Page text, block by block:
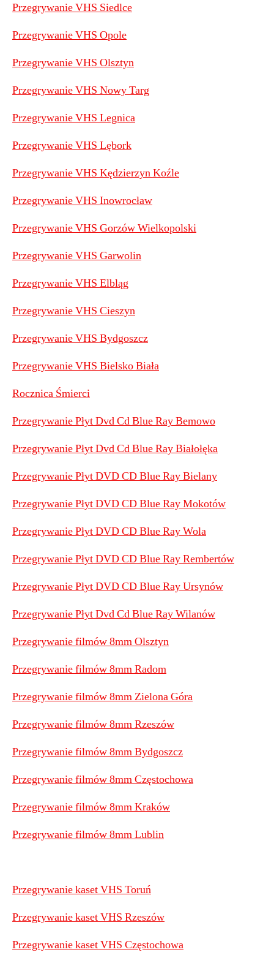
Przegrywanie VHS Siedlce
Przegrywanie VHS Opole
Przegrywanie VHS Olsztyn
Przegrywanie VHS Nowy Targ
Przegrywanie VHS Legnica
Przegrywanie VHS Lębork
Przegrywanie VHS Kędzierzyn Koźle
Przegrywanie VHS Inowrocław
Przegrywanie VHS Gorzów Wielkopolski
Przegrywanie VHS Garwolin
Przegrywanie VHS Elbląg
Przegrywanie VHS Cieszyn
Przegrywanie VHS Bydgoszcz
Przegrywanie VHS Bielsko Biała
Rocznica Śmierci
Przegrywanie Płyt Dvd Cd Blue Ray Bemowo
Przegrywanie Płyt Dvd Cd Blue Ray Białołęka
Przegrywanie Płyt DVD CD Blue Ray Bielany
Przegrywanie Płyt DVD CD Blue Ray Mokotów
Przegrywanie Płyt DVD CD Blue Ray Wola
Przegrywanie Płyt DVD CD Blue Ray Rembertów
Przegrywanie Płyt DVD CD Blue Ray Ursynów
Przegrywanie Płyt Dvd Cd Blue Ray Wilanów
Przegrywanie filmów 8mm Olsztyn
Przegrywanie filmów 8mm Radom
Przegrywanie filmów 8mm Zielona Góra
Przegrywanie filmów 8mm Rzeszów
Przegrywanie filmów 8mm Bydgoszcz
Przegrywanie filmów 8mm Częstochowa
Przegrywanie filmów 8mm Kraków
Przegrywanie filmów 8mm Lublin
Przegrywanie kaset VHS Toruń
Przegrywanie kaset VHS Rzeszów
Przegrywanie kaset VHS Częstochowa